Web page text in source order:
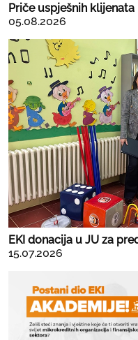
Priče uspješnih klijenata
05.08.2026
EKI donacija u JU za
15.07.2026